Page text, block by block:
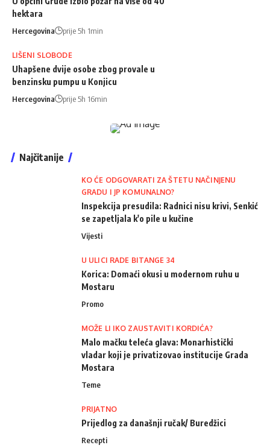
hektara
Hercegovina prije 5h 1min
LIŠENI SLOBODE
Uhapšene dvije osobe zbog provale u
benzinsku pumpu u Konjicu
Hercegovina prije 5h 16min
Najčitanije
KO ĆE ODGOVARATI ZA ŠTETU NAČINJENU
GRADU I JP KOMUNALNO?
Inspekcija presudila: Radnici nisu krivi, Senkić
se zapetljala k'o pile u kučine
Vijesti
U ULICI RADE BITANGE 34
Korica: Domaći okusi u modernom ruhu u
Mostaru
Promo
MOŽE LI IKO ZAUSTAVITI KORDIĆA?
Malo mačku teleća glava: Monarhistički
vladar koji je privatizovao institucije Grada
Mostara
Teme
PRIJATNO
Prijedlog za današnji ručak/ Buredžici
Recepti